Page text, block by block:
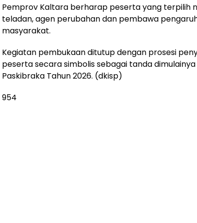
Pemprov Kaltara berharap peserta yang terpilih
teladan, agen perubahan dan pembawa
masyarakat.
Kegiatan pembukaan ditutup dengan prosesi
peserta secara simbolis sebagai tanda
Paskibraka Tahun 2026. (dkisp)
954